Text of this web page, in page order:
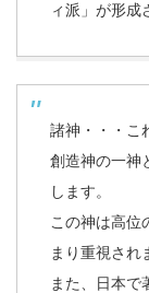
ィ派」が形成
諸神・・・こ
創造神の一神
します。
この神は高位
まり重視され
また、日本で